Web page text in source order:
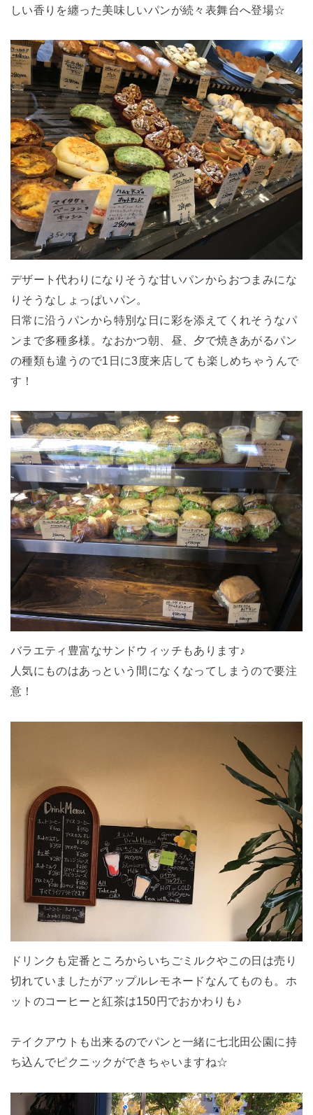
しい香りを纏った美味しいパンが続々表舞台へ登場☆
デザート代わりになりそうな甘いパンからおつまみにな
りそうなしょっぱいパン。
日常に沿うパンから特別な日に彩を添えてくれそうなパ
ンまで多種多様。なおかつ朝、昼、夕で焼きあがるパン
の種類も違うので1日に3度来店しても楽しめちゃうんで
す！
バラエティ豊富なサンドウィッチもあります♪
人気にものはあっという間になくなってしまうので要注
意！
ドリンクも定番ところからいちごミルクやこの日は売り
切れていましたがアップルレモネードなんてものも。ホ
ットのコーヒーと紅茶は150円でおかわりも♪
テイクアウトも出来るのでパンと一緒に七北田公園に持
ち込んでピクニックができちゃいますね☆